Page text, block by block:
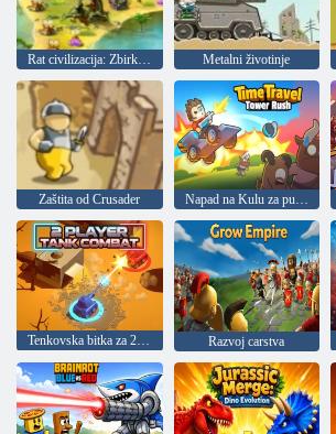
Rat civilizacija: Zbirka za majstora Metalni životinje
Zaštita od Crusader Napad na Kulu za putovanje kroz vrijeme
Tenkovska bitka za 2 igrača Razvoj carstva